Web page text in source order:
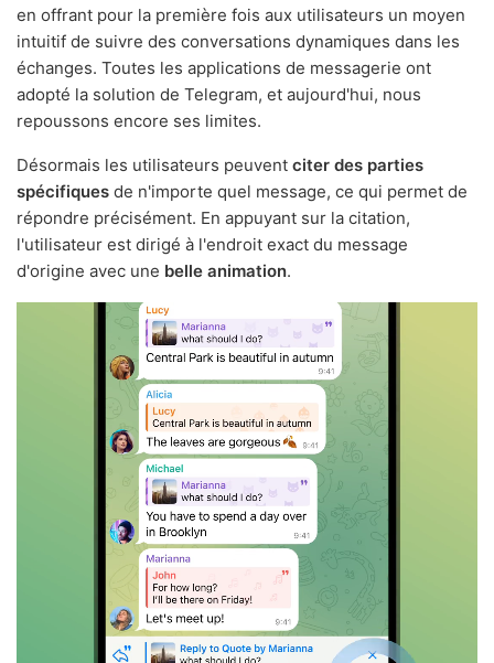
en offrant pour la première fois aux utilisateurs un moyen
intuitif de suivre des conversations dynamiques dans les
échanges. Toutes les applications de messagerie ont
adopté la solution de Telegram, et aujourd'hui, nous
repoussons encore ses limites.
Désormais les utilisateurs peuvent citer des parties
spécifiques de n'importe quel message, ce qui permet de
répondre précisément. En appuyant sur la citation,
l'utilisateur est dirigé à l'endroit exact du message
d'origine avec une belle animation.